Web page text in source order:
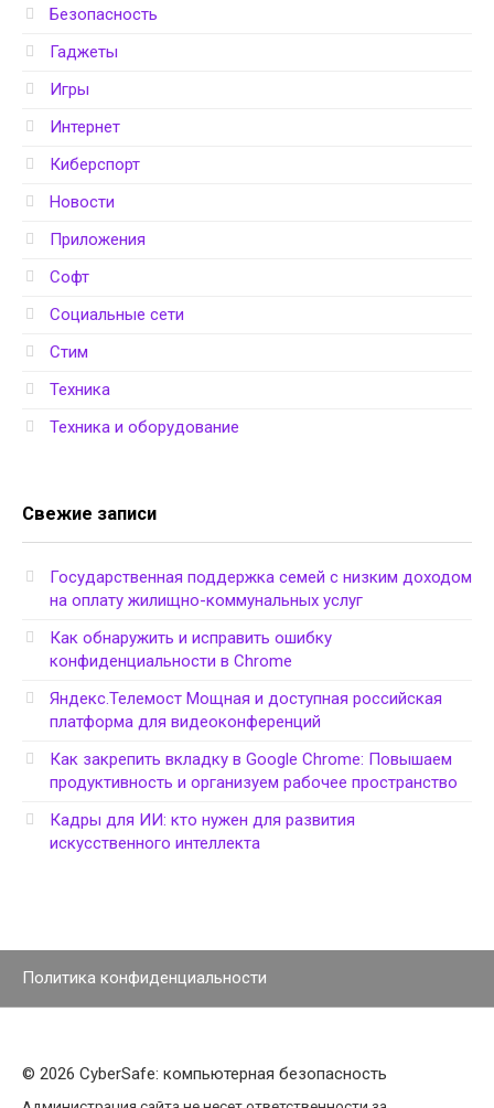
Безопасность
Гаджеты
Игры
Интернет
Киберспорт
Новости
Приложения
Софт
Социальные сети
Стим
Техника
Техника и оборудование
Свежие записи
Государственная поддержка семей с низким доходом
на оплату жилищно-коммунальных услуг
Как обнаружить и исправить ошибку
конфиденциальности в Chrome
Яндекс.Телемост Мощная и доступная российская
платформа для видеоконференций
Как закрепить вкладку в Google Chrome: Повышаем
продуктивность и организуем рабочее пространство
Кадры для ИИ: кто нужен для развития
искусственного интеллекта
Политика конфиденциальности
© 2026 CyberSafe: компьютерная безопасность